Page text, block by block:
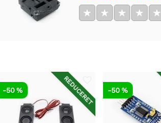
★ ★ ★ ★ ★
REDUCERET
-50 % -50 %